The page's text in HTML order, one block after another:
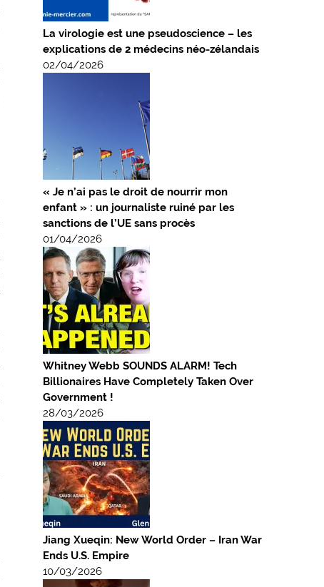
La virologie est une pseudoscience – les
explications de 2 médecins néo-zélandais
02/04/2026
« Je n’ai pas le droit de nourrir mon
enfant » : un journaliste ruiné par les
sanctions de l’UE sans procès
01/04/2026
Whitney Webb SOUNDS ALARM! Tech
Billionaires Have Completely Taken Over
Government !
28/03/2026
Jiang Xueqin: New World Order – Iran War
Ends U.S. Empire
10/03/2026